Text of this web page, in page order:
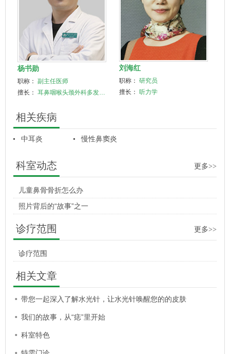
杨书勋
职称： 副主任医师
擅长： 耳鼻咽喉头颈外科多发…
刘海红
职称： 研究员
擅长： 听力学
相关疾病
中耳炎 慢性鼻窦炎
更多>>
科室动态
儿童鼻骨骨折怎么办
照片背后的“故事”之一
更多>>
诊疗范围
诊疗范围
相关文章
带您一起深入了解水光针，让水光针唤醒您的的皮肤
我们的故事，从“痣”里开始
科室特色